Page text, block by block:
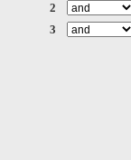
2
3